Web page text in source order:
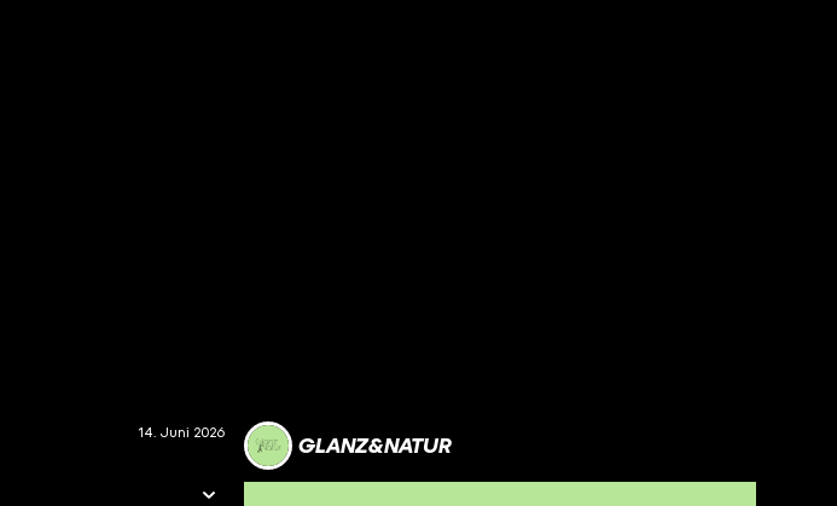
GLANZ&NATUR
14. Juni 2026